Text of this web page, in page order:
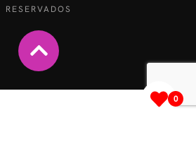
RESERVADOS
0